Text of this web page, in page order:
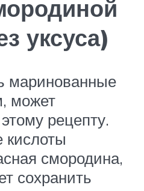
уксуса)
маринованные
может
рецепту.
кислоты
смородина,
сохранить